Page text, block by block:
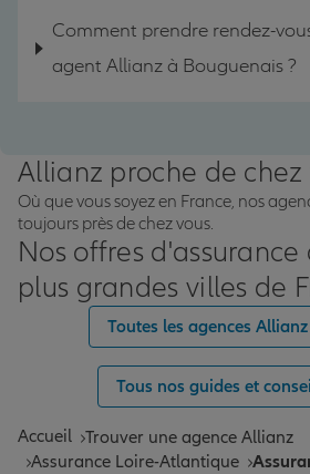
Comment prendre rendez-
agent Allianz à Bouguenais ?
Allianz proche de chez
Où que vous soyez en France, nos
toujours près de chez vous.
Nos offres d'assurance
plus grandes villes de
Toutes les agences
Tous nos guides et
Accueil Trouver une agence Allianz
Assurance Loire-Atlantique